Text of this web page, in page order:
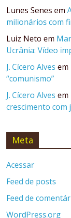
Lunes Senes em
milionários com
Luiz Neto em
Ucrânia: Vídeo
J. Cícero Alves em
“comunismo”
J. Cícero Alves em
crescimento
Meta
Acessar
Feed de posts
Feed de
WordPress.org